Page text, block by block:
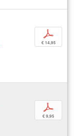
p
€ 14,95
p
€ 9,95